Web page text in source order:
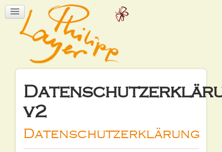
v2
Datenschutzerklärung